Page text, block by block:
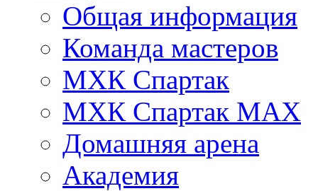
Общая информация
Команда мастеров
МХК Спартак
МХК Спартак МАХ
Домашняя арена
Академия